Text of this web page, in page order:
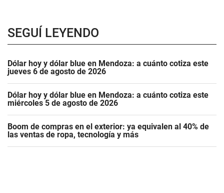
SEGUÍ LEYENDO
Dólar hoy y dólar blue en Mendoza: a cuánto cotiza este
jueves 6 de agosto de 2026
Dólar hoy y dólar blue en Mendoza: a cuánto cotiza este
miércoles 5 de agosto de 2026
Boom de compras en el exterior: ya equivalen al 40% de
las ventas de ropa, tecnología y más